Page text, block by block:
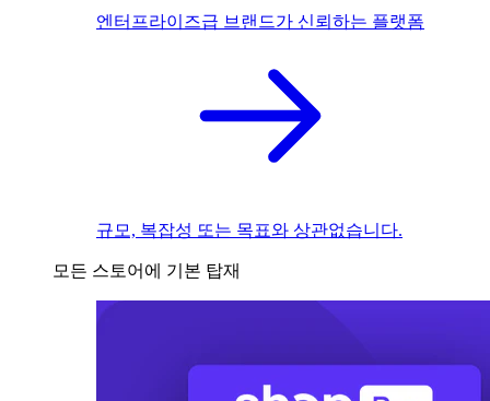
엔터프라이즈급 브랜드가 신뢰하는 플랫폼
규모, 복잡성 또는 목표와 상관없습니다.
모든 스토어에 기본 탑재